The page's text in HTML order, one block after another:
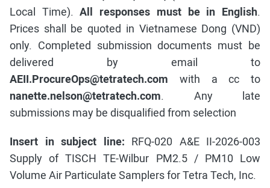
Local Time).All responses must be in English.
Prices shall be quoted in Vietnamese Dong (VND)
only. Completed submission documents must be
delivered by email to
AEII.ProcureOps@tetratech.com with a cc to
nanette.nelson@tetratech.com. Any late
submissions may be disqualified from selection
Insert in subject line: RFQ-020 A&E II-2026-003
Supply of TISCH TE-Wilbur PM2.5 / PM10 Low
Volume Air Particulate Samplers for Tetra Tech, Inc.